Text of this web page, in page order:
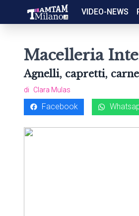
VIDEO-NEWS
Macelleria
Agnelli, capretti,
di Clara Mulas
Facebook